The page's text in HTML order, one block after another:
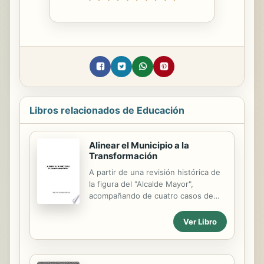
Libros relacionados de Educación
Alinear el Municipio a la
Transformación
A partir de una revisión histórica de
la figura del "Alcalde Mayor",
acompañando de cuatro casos de
pone a prueba cualitativa la hipótesis
de la existencia, y reproducción, de
una "Estructura colonial", la cual
incide directamente en el
Ver Libro